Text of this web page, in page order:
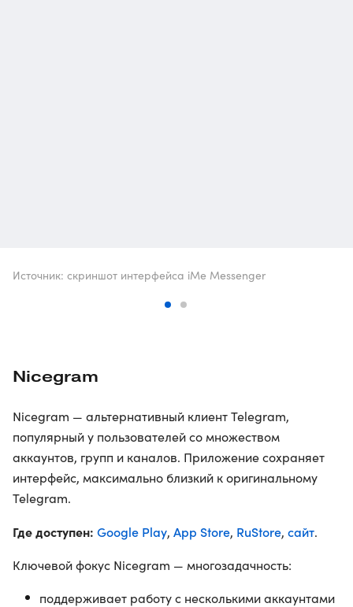
Источник: скриншот интерфейса iMe Messenger
Nicegram
Nicegram — альтернативный клиент Telegram,
популярный у пользователей со множеством
аккаунтов, групп и каналов. Приложение сохраняет
интерфейс, максимально близкий к оригинальному
Telegram.
Где доступен: Google Play, App Store, RuStore, сайт.
Ключевой фокус Nicegram — многозадачность:
поддерживает работу с несколькими аккаунтами